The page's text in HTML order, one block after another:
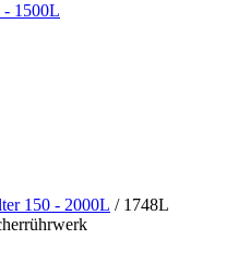
- 1500L
150 - 2000L / 1748L